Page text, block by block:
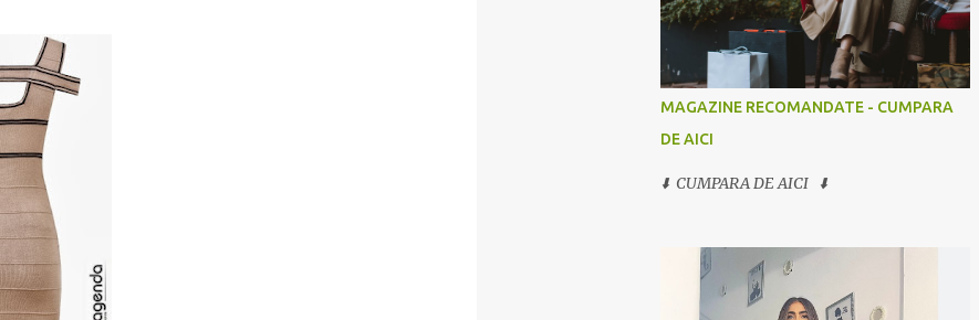
MAGAZINE RECOMANDATE - CUMPARA
DE AICI
⬇️ CUMPARA DE AICI ⬇️